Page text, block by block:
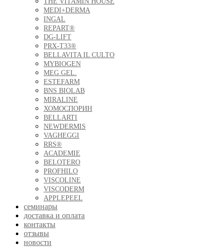
MEDI+DERMA
INGAL
REPART®
DG-LIFT
PRX-T33®
BELLAVITA IL CULTO
MYBIOGEN
MEG GEL.
ESTEFARM
BNS BIOLAB
MIRALINE
ХОМОСПОРИН
BELLARTI
NEWDERMIS
VAGHEGGI
RRS®
ACADEMIE
BELOTERO
PROFHILO
VISCOLINE
VISCODERM
APPLEPEEL
семинары
доставка и оплата
контакты
отзывы
новости